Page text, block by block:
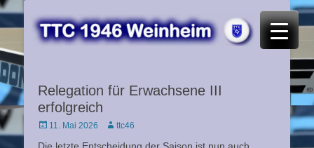
TTC 46 Weinheim
Relegation für Erwachsene III
erfolgreich
Posted
11. Mai 2026 Autorttc46